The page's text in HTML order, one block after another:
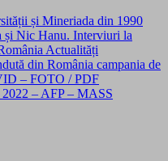
și Mineriada din 1990
și Nic Hanu. Interviuri la
Actualități
din România campania de
– FOTO / PDF
– AFP – MASS